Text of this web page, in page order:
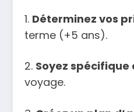
1. Déterminez vos
terme (+5 ans).
2. Soyez spécifique
voyage.